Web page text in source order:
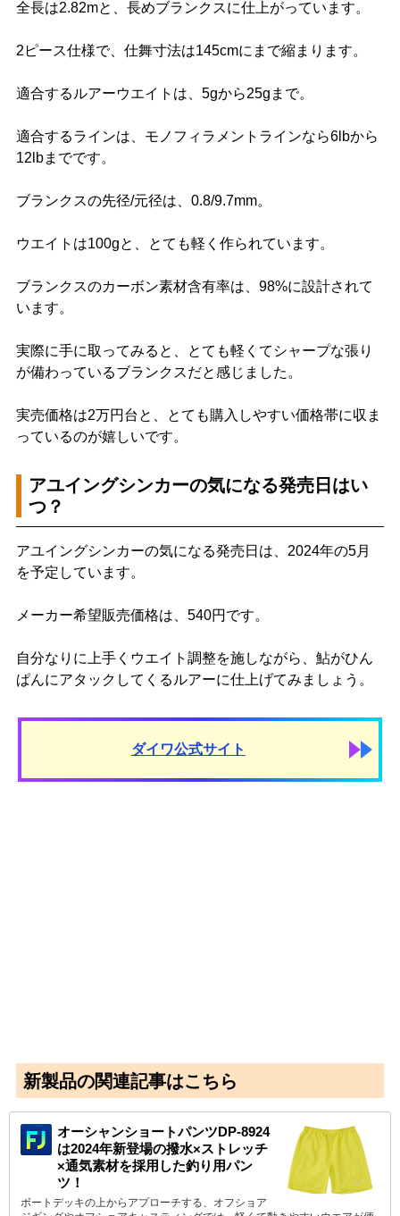
全長は2.82mと、長めブランクスに仕上がっています。
2ピース仕様で、仕舞寸法は145cmにまで縮まります。
適合するルアーウエイトは、5gから25gまで。
適合するラインは、モノフィラメントラインなら6lbから
12lbまでです。
ブランクスの先径/元径は、0.8/9.7mm。
ウエイトは100gと、とても軽く作られています。
ブランクスのカーボン素材含有率は、98%に設計されて
います。
実際に手に取ってみると、とても軽くてシャープな張り
が備わっているブランクスだと感じました。
実売価格は2万円台と、とても購入しやすい価格帯に収ま
っているのが嬉しいです。
アユイングシンカーの気になる発売日はい
つ？
アユイングシンカーの気になる発売日は、2024年の5月
を予定しています。
メーカー希望販売価格は、540円です。
自分なりに上手くウエイト調整を施しながら、鮎がひん
ぱんにアタックしてくるルアーに仕上げてみましょう。
ダイワ公式サイト
新製品の関連記事はこちら
オーシャンショートパンツDP-8924
は2024年新登場の撥水×ストレッチ
×通気素材を採用した釣り用パン
ツ！
ボートデッキの上からアプローチする、オフショア